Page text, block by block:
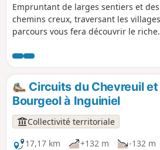
Empruntant de larges sentiers et des
chemins creux, traversant les
parcours vous fera découvrir le riche
traditionnelles, puits, fours à pain...
balade dans un écrin de verdure
magnifiques points de vue sur la
encaissée de la Sarre.
Circuits du Chevreuil
Bourgeol à Inguiniel
Collectivité territoriale
17,17 km
+132 m
-132 m